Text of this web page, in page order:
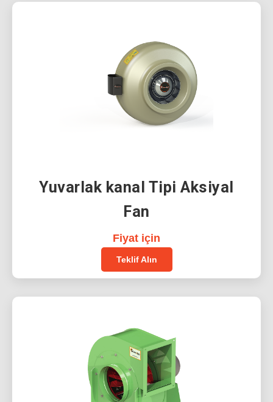
Yuvarlak kanal Tipi Aksiyal
Fan
Fiyat için
Teklif Alın